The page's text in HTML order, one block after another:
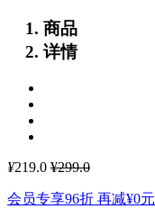
商品
详情
¥219.0 ¥299.0
会员专享96折 再减¥0元